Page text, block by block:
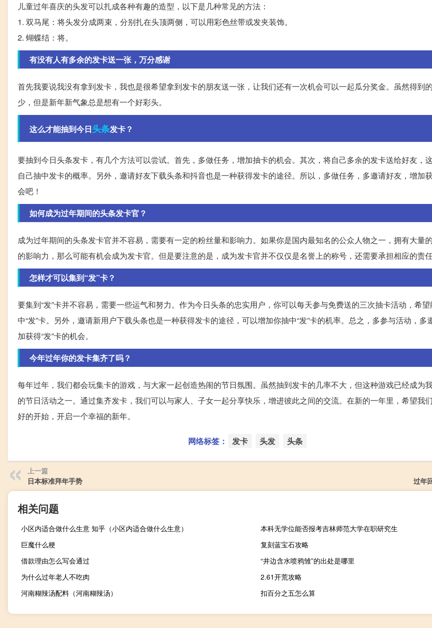
儿童过年喜庆的头发可以扎成各种有趣的造型，以下是几种常见的方法：
1. 双马尾：将头发分成两束，分别扎在头顶两侧，可以用彩色丝带或发夹装饰。
2. 蝴蝶结：将。
有没有人有多余的发卡送一张，万分感谢
首先我要说我没有拿到发卡，我也是很希望拿到发卡的朋友送一张，让我们还有一次机会可以一起瓜分奖金。虽然得到
少，但是新年新气象总是想有一个好彩头。
这么才能抽到今日头条发卡？
要抽到今日头条发卡，有几个方法可以尝试。首先，多做任务，增加抽卡的机会。其次，将自己多余的发卡送给好友，
自己抽中发卡的概率。另外，邀请好友下载头条和抖音也是一种获得发卡的途径。所以，多做任务，多邀请好友，增加
会吧！
如何成为过年期间的头条发卡官？
成为过年期间的头条发卡官并不容易，需要有一定的粉丝量和影响力。如果你是国内最知名的公众人物之一，拥有大量
的影响力，那么可能有机会成为发卡官。但是要注意的是，成为发卡官并不仅仅是名誉上的称号，还需要承担相应的责任
怎样才可以集到“发”卡？
要集到“发”卡并不容易，需要一些运气和努力。作为今日头条的忠实用户，你可以每天参与免费送的三次抽卡活动，希
中“发”卡。另外，邀请新用户下载头条也是一种获得发卡的途径，可以增加你抽中“发”卡的机率。总之，多参与活动，多
加获得“发”卡的机会。
今年过年你的发卡集齐了吗？
每年过年，我们都会玩集卡的游戏，与大家一起创造热闹的节日氛围。虽然抽到发卡的几率不大，但这种游戏已经成为
的节日活动之一。通过集齐发卡，我们可以与家人、子女一起分享快乐，增进彼此之间的交流。在新的一年里，希望我
好的开始，开启一个幸福的新年。
网络标签： 发卡 头发 头条
上一篇
日本标准拜年手势
过年
相关问题
小区内适合做什么生意 知乎（小区内适合做什么生意）
本科无学位能否报考吉林师范大学在职研究生
巨魔什么梗
复刻蓝宝石攻略
借款理由怎么写会通过
“井边含水喷鸦雏”的出处是哪里
为什么过年老人不吃肉
2.61开荒攻略
河南糊辣汤配料（河南糊辣汤）
扣百分之五怎么算